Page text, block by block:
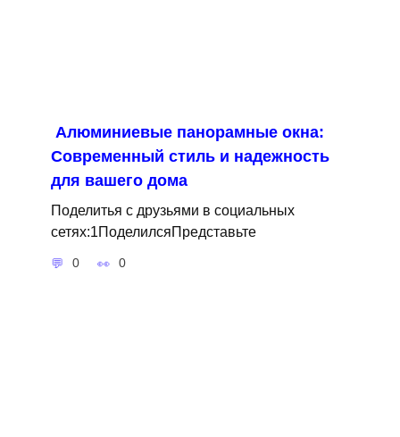
Алюминиевые панорамные окна:
Современный стиль и надежность
для вашего дома
Поделитья с друзьями в социальных
сетях:1ПоделилсяПредставьте
0 0